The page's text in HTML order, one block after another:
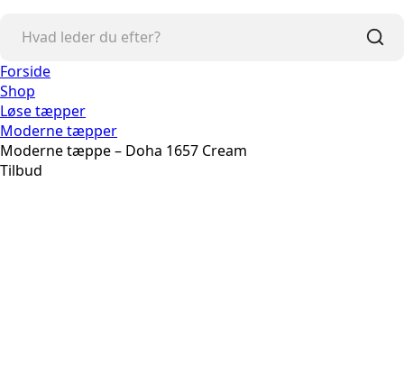
Forside
Shop
Løse tæpper
Moderne tæpper
Moderne tæppe – Doha 1657 Cream
Tilbud